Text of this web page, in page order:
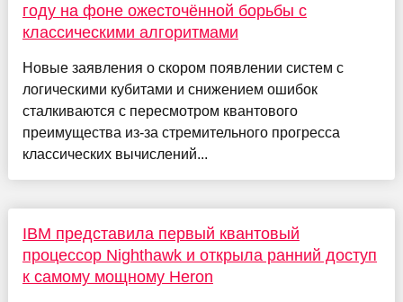
году на фоне ожесточённой борьбы с
классическими алгоритмами
Новые заявления о скором появлении систем с
логическими кубитами и снижением ошибок
сталкиваются с пересмотром квантового
преимущества из-за стремительного прогресса
классических вычислений...
IBM представила первый квантовый
процессор Nighthawk и открыла ранний доступ
к самому мощному Heron